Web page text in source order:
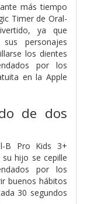
más tiempo
Timer de Oral-
ya que
personajes
los dientes
por los
en la Apple
de dos
B Pro Kids 3+
hijo se cepille
por los
buenos hábitos
30 segundos